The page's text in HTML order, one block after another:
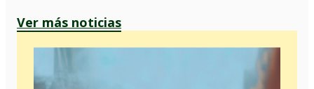
Ver más noticias